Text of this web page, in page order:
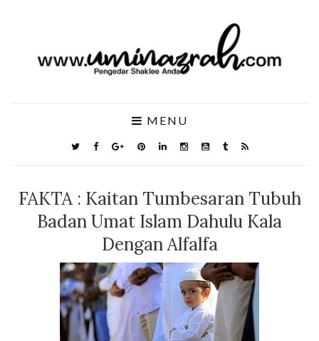
MENU
FAKTA : Kaitan Tumbesaran Tubuh
Badan Umat Islam Dahulu Kala
Dengan Alfalfa